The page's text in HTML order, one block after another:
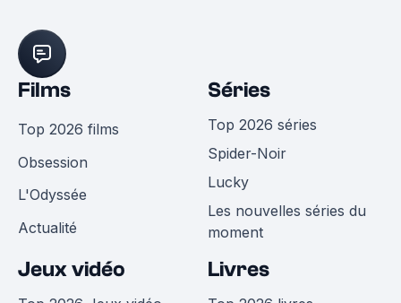
Films
Top 2026 films
Obsession
L'Odyssée
Actualité
Séries
Top 2026 séries
Spider-Noir
Lucky
Les nouvelles séries du
moment
Jeux vidéo Livres